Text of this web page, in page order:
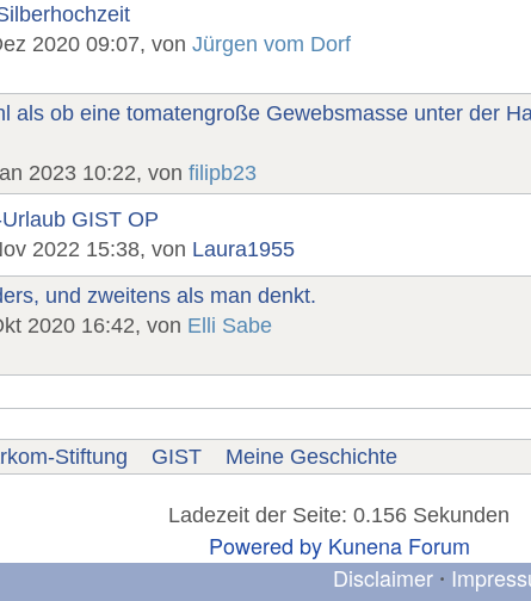
2020 09:07, von Jürgen vom Dorf
als ob eine tomatengroße Gewebsmasse unter der
2023 10:22, von filipb23
GIST OP
2022 15:38, von Laura1955
und zweitens als man denkt.
2020 16:42, von Elli Sabe
Stiftung GIST Meine Geschichte
Ladezeit der Seite: 0.156 Sekunden
Powered by Kunena Forum
Disclaimer •